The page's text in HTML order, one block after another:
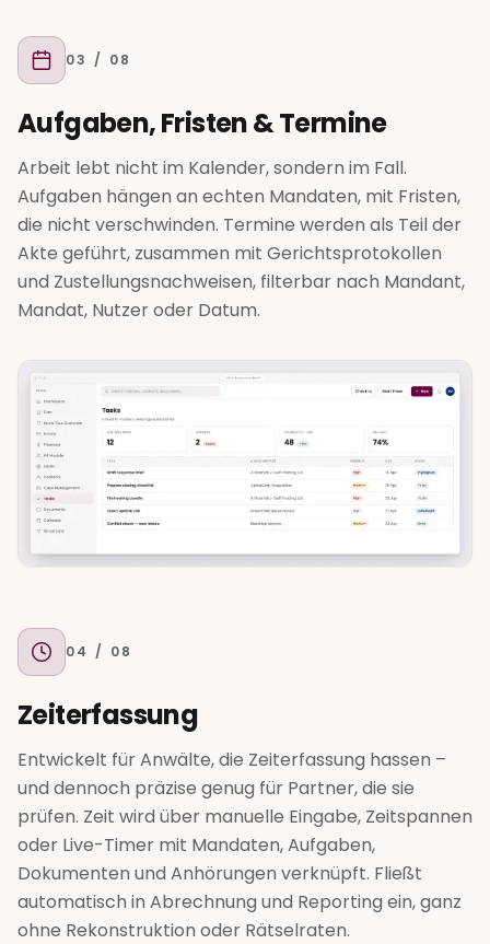
03 / 08
Aufgaben, Fristen & Termine
Arbeit lebt nicht im Kalender, sondern im Fall.
Aufgaben hängen an echten Mandaten, mit Fristen,
die nicht verschwinden. Termine werden als Teil der
Akte geführt, zusammen mit Gerichtsprotokollen
und Zustellungsnachweisen, filterbar nach Mandant,
Mandat, Nutzer oder Datum.
04 / 08
Zeiterfassung
Entwickelt für Anwälte, die Zeiterfassung hassen –
und dennoch präzise genug für Partner, die sie
prüfen. Zeit wird über manuelle Eingabe, Zeitspannen
oder Live-Timer mit Mandaten, Aufgaben,
Dokumenten und Anhörungen verknüpft. Fließt
automatisch in Abrechnung und Reporting ein, ganz
ohne Rekonstruktion oder Rätselraten.